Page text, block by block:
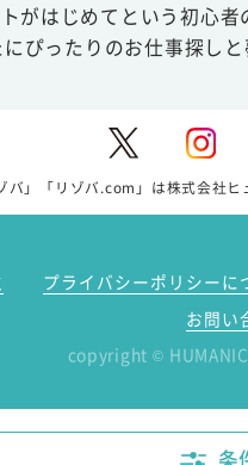
がはじめてという初心
ぴったりのお仕事探しと
バ」「リゾバ.com」は株式会社
プライバシーポリシーに
お問い
copyright ©
条